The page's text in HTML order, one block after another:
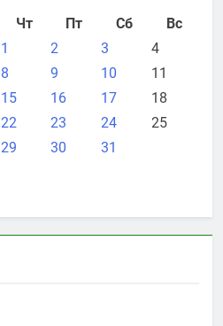
Чт Пт Сб
Вс
1
2 3
4
8 9 10
11
15 16 17
18
22 23 24
25
29 30 31